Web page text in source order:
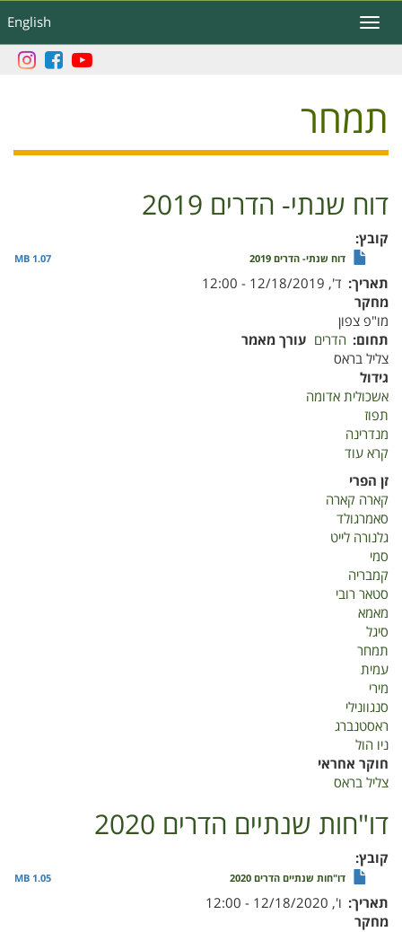
לתוכן
העיקרי
English
Toggle
navigation
תמחר
דוח שנתי- הדרים 2019
קובץ
דוח שנתי- הדרים 2019 1.07 MB
תאריך ד', 12/18/2019 - 12:00
מחקר
מו"פ צפון
תחום הדרים עורך מאמר
צליל בראס
גידול
אשכולית אדומה
תפוז
מנדרינה
קרא עוד
הדרים
2019
זן הפרי
קארה קארה
סאמרגולד
גלנורה לייט
סמי
קמבריה
סטאר רובי
מאמא
סיגל
תמחר
עמית
מירי
סנגוונילי
ראסטנברג
ניו הול
חוקר אחראי
צליל בראס
דו"חות שנתיים הדרים 2020
קובץ
דו"חות שנתיים הדרים 2020 1.05 MB
תאריך ו', 12/18/2020 - 12:00
מחקר